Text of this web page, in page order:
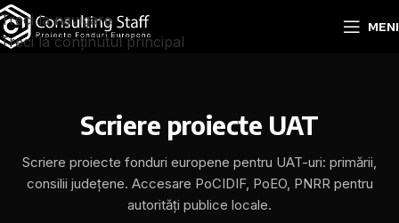
Treci la navigare
Treci la conținutul principal
Scriere proiecte UAT
Scriere proiecte fonduri europene pentru UAT-uri: primării,
consilii județene. Accesare PoCIDIF, PoEO, PNRR pentru
autorități publice locale.